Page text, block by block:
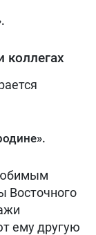
Восточного
ему другую